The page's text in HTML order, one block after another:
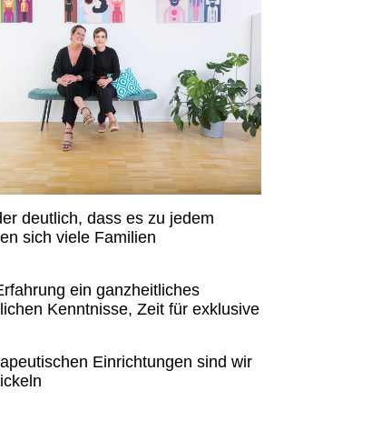
deutlich, dass es zu jedem
sich viele Familien
ein ganzheitliches
Kenntnisse, Zeit für exklusive
Einrichtungen sind wir